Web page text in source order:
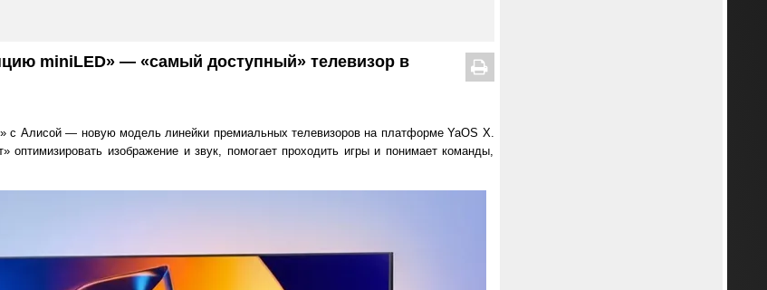
miniLED» — «самый доступный» телевизор в
с Алисой — новую модель линейки премиальных телевизоров на платформе YaOS Х.
оптимизировать изображение и звук, помогает проходить игры и понимает команды,